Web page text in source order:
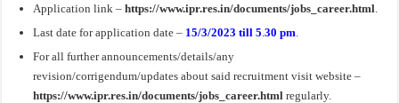
Application link –https://www.ipr.res.in/documents/jobs_career.html
Last date for application date – 15/3/2023 till 5 .30 pm
For all further announcements/details/any
revision/corrigendum/updates about said recruitment visit website –
https://www.ipr.res.in/documents/jobs_career.html regularly.